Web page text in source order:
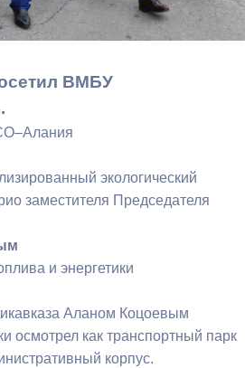
ВМБУ
экологический
заместителя Председателя
и энергетики
Аланом Коцоевым
осмотрел как транспортный парк
корпус.